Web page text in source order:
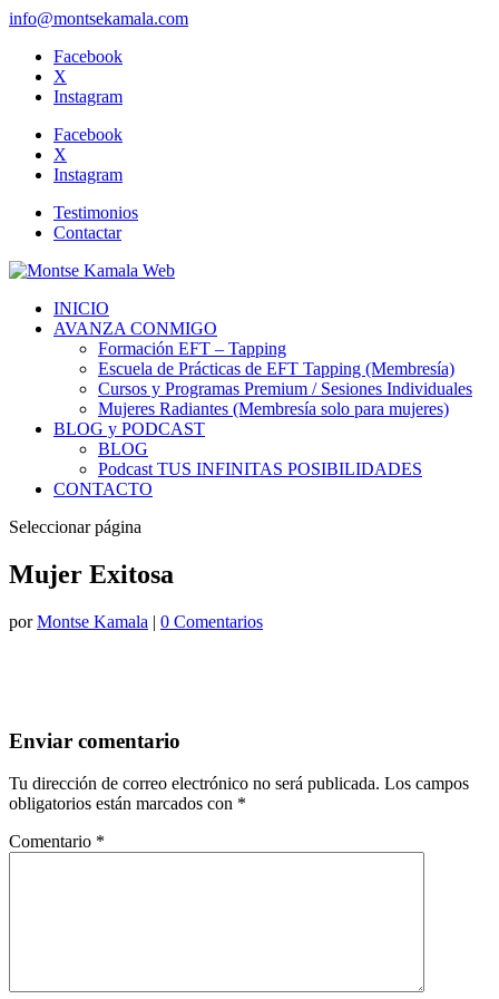
info@montsekamala.com
Facebook
X
Instagram
Facebook
X
Instagram
Testimonios
Contactar
INICIO
AVANZA CONMIGO
Formación EFT – Tapping
Escuela de Prácticas de EFT Tapping (Membresía)
Cursos y Programas Premium / Sesiones Individuales
Mujeres Radiantes (Membresía solo para mujeres)
BLOG y PODCAST
BLOG
Podcast TUS INFINITAS POSIBILIDADES
CONTACTO
Seleccionar página
Mujer Exitosa
porMontse Kamala | 0 Comentarios
Enviar comentario
Tu dirección de correo electrónico no será publicada. Los campos
obligatorios están marcados con *
Comentario *